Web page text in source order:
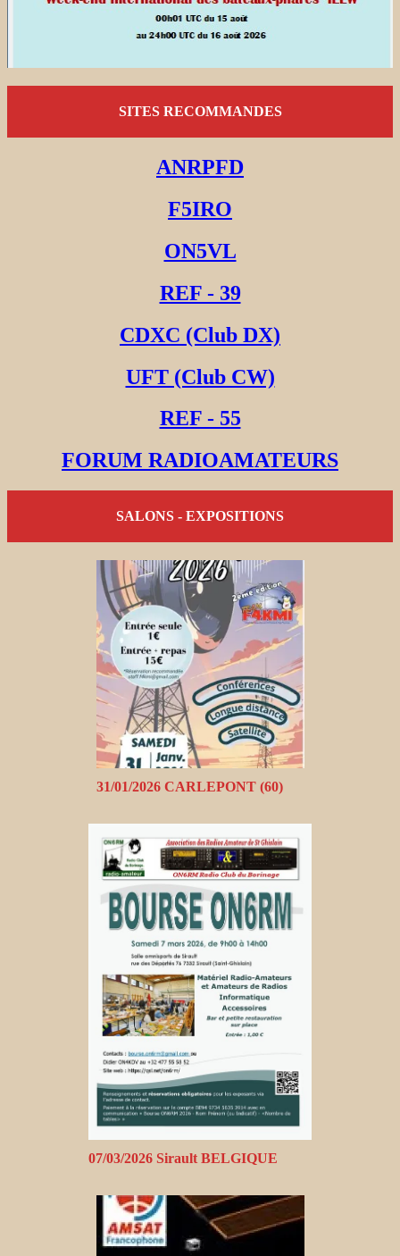
SITES RECOMMANDES
ANRPFD
F5IRO
ON5VL
REF - 39
CDXC (Club DX)
UFT (Club CW)
REF - 55
FORUM RADIOAMATEURS
SALONS - EXPOSITIONS
31/01/2026 CARLEPONT (60)
07/03/2026 Sirault BELGIQUE